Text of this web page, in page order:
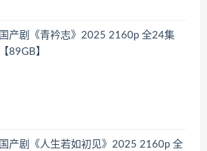
国产剧《青衿志》2025 2160p 全24集
【89GB】
国产剧《人生若如初见》2025 2160p 全